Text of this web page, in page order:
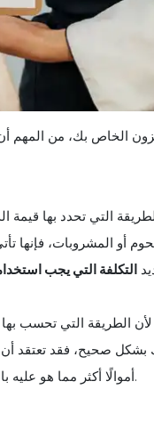
الخاص بك، من
التي تحدد بها قيمة
أو المشروبات، فإنها
التكلفة التي يجب
لأن الطريقة التي تحسب
أموالًا أكثر مما هو عليه بالفعل، أو الأسوأ من ذلك، يخسر المال دون أن يدرك ذلك.